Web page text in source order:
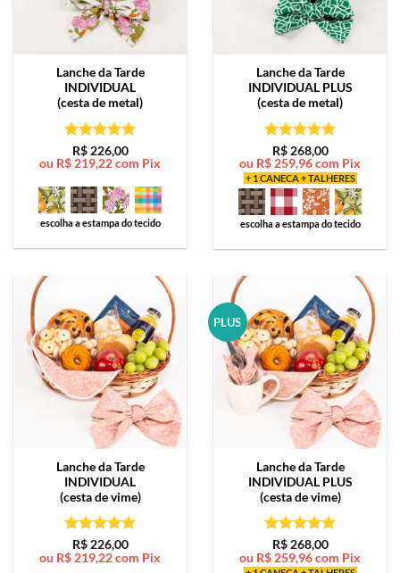
Lanche da Tarde
INDIVIDUAL
(cesta de metal)
Avaliação5
de 5
R$226,00
ou R$ 219,22com Pix
escolha a estampa do tecido
Lanche da Tarde
INDIVIDUAL PLUS
(cesta de metal)
Avaliação5
de 5
R$268,00
ou R$ 259,96com Pix
+ 1 CANECA + TALHERES
escolha a estampa do tecido
Lanche da Tarde
INDIVIDUAL
(cesta de vime)
Avaliação5
de 5
R$226,00
ou R$ 219,22com Pix
PLUS
Lanche da Tarde
INDIVIDUAL PLUS
(cesta de vime)
Avaliação5
de 5
R$268,00
ou R$ 259,96com Pix